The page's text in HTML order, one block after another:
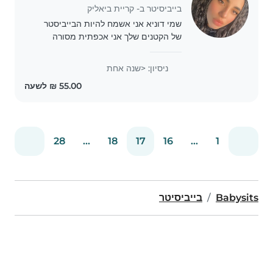
בייביסיטר ב- קריית ביאליק
שמי דוניא אני אשמח להיות הבייביסטר
של הקטנים שלך אני אכפתית מסורה
ניסיון: <שנה אחת
1
...
16
17
18
...
28
Babysits בייביסיטר